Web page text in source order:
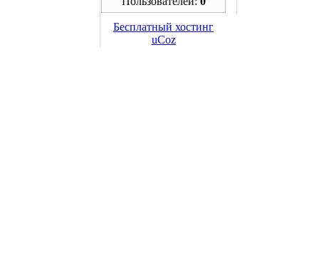
Бесплатный хостинг
uCoz